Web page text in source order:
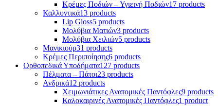
Κρέμες Ποδιών – Υγιεινή Ποδιών17 products
Καλλυντικά13 products
Lip Gloss5 products
Μολύβια Ματιών3 products
Μολύβια Χειλιών5 products
Μανικιούρ31 products
Κρέμες Περιποίησης6 products
Ορθοπεδικά Υποδήματα127 products
Πέλματα – Πάτοι23 products
Ανδρικά12 products
Χειμωνιάτικες Ανατομικές Παντόφλες9 products
Καλοκαιρινές Ανατομικές Παντόφλες1 product